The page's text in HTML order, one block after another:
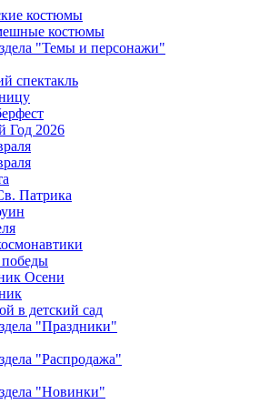
костюмы
костюмы
"Темы и персонажи"
спектакль
Год 2026
Патрика
Осени
в детский сад
"Праздники"
"Распродажа"
"Новинки"